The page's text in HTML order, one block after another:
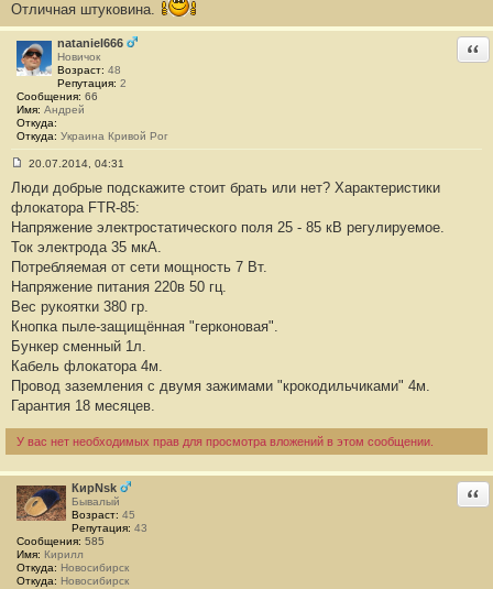
е
н
и
е
#
1
7
1
Отличная штуковина.
nataniel666
Новичок
Возраст: 48
Репутация: 2
Сообщения: 66
Имя: Андрей
Откуда:
Откуда: Украина Кривой Рог
о
б
щ
н
и
#
1
2
20.07.2014, 04:31
Люди добрые подскажите стоит брать или нет? Характеристики
флокатора FTR-85:
Напряжение электростатического поля 25 - 85 кВ регулируемое.
Ток электрода 35 мкА.
Потребляемая от сети мощность 7 Вт.
Напряжение питания 220в 50 гц.
Вес рукоятки 380 гр.
Кнопка пыле-защищённая "герконовая".
Бункер сменный 1л.
Кабель флокатора 4м.
Провод заземления с двумя зажимами "крокодильчиками" 4м.
Гарантия 18 месяцев.
У вас нет необходимых прав для просмотра вложений в этом сообщении.
КирNsk
Бывалый
Возраст: 45
Репутация: 43
Сообщения: 585
Имя: Кирилл
Откуда: Новосибирск
Откуда: Новосибирск